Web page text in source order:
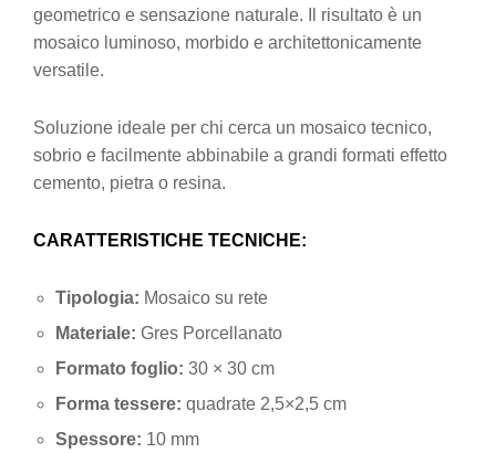
geometrico e sensazione naturale. Il risultato è un
mosaico luminoso, morbido e architettonicamente
versatile.
Soluzione ideale per chi cerca un mosaico tecnico,
sobrio e facilmente abbinabile a grandi formati effetto
cemento, pietra o resina.
CARATTERISTICHE TECNICHE:
Tipologia: Mosaico su rete
Materiale: Gres Porcellanato
Formato foglio: 30 × 30 cm
Forma tessere: quadrate 2,5×2,5 cm
Spessore: 10 mm